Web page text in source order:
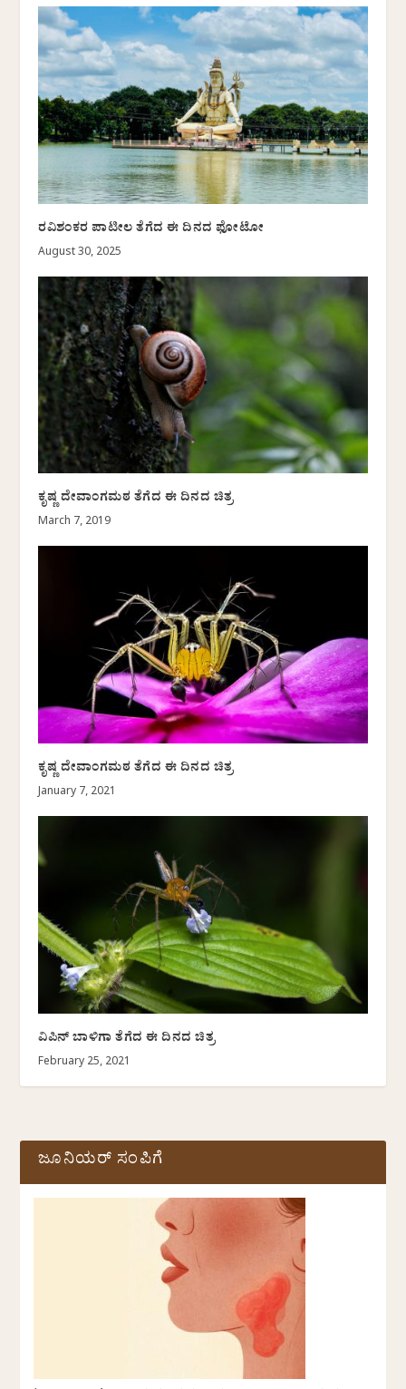
ರವಿಶಂಕರ ಪಾಟೀಲ ತೆಗೆದ ಈ ದಿನದ ಫೋಟೋ
August 30, 2025
ಕೃಷ್ಣ ದೇವಾಂಗಮಠ ತೆಗೆದ ಈ ದಿನದ ಚಿತ್ರ
March 7, 2019
ಕೃಷ್ಣ ದೇವಾಂಗಮಠ ತೆಗೆದ ಈ ದಿನದ ಚಿತ್ರ
January 7, 2021
ವಿಪಿನ್‌ ಬಾಳಿಗಾ ತೆಗೆದ ಈ ದಿನದ ಚಿತ್ರ
February 25, 2021
ಜೂನಿಯರ್ ಸಂಪಿಗೆ